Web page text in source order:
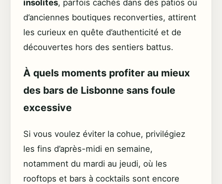
insolites, parfois cachés dans des patios ou
d’anciennes boutiques reconverties, attirent
les curieux en quête d’authenticité et de
découvertes hors des sentiers battus.
À quels moments profiter au mieux
des bars de Lisbonne sans foule
excessive
Si vous voulez éviter la cohue, privilégiez
les fins d’après-midi en semaine,
notamment du mardi au jeudi, où les
rooftops et bars à cocktails sont encore